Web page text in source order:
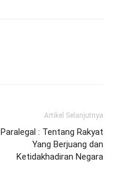
Artikel Selanjutnya
Paralegal : Tentang Rakyat
Yang Berjuang dan
Ketidakhadiran Negara